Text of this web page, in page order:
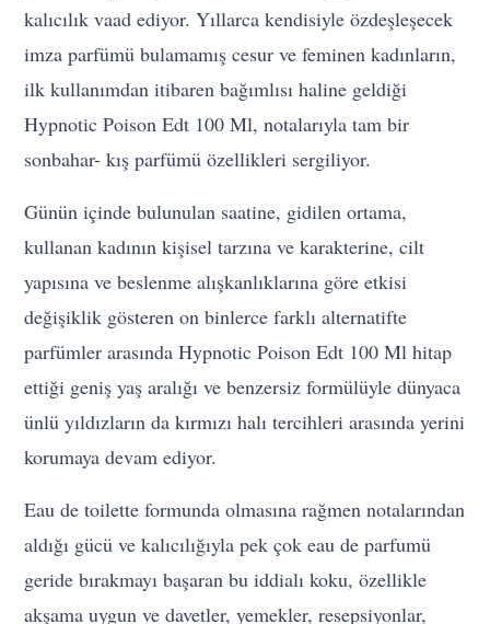
kalıcılık vaad ediyor. Yıllarca kendisiyle özdeşleşecek
imza parfümü bulamamış cesur ve feminen kadınların,
ilk kullanımdan itibaren bağımlısı haline geldiği
Hypnotic Poison Edt 100 Ml, notalarıyla tam bir
sonbahar- kış parfümü özellikleri sergiliyor.
Günün içinde bulunulan saatine, gidilen ortama,
kullanan kadının kişisel tarzına ve karakterine, cilt
yapısına ve beslenme alışkanlıklarına göre etkisi
değişiklik gösteren on binlerce farklı alternatifte
parfümler arasında Hypnotic Poison Edt 100 Ml hitap
ettiği geniş yaş aralığı ve benzersiz formülüyle dünyaca
ünlü yıldızların da kırmızı halı tercihleri arasında yerini
korumaya devam ediyor.
Eau de toilette formunda olmasına rağmen notalarından
aldığı gücü ve kalıcılığıyla pek çok eau de parfumü
geride bırakmayı başaran bu iddialı koku, özellikle
akşama uygun ve davetler, yemekler, resepsiyonlar,